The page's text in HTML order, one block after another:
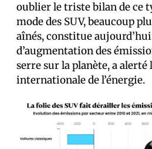
oublier le triste bilan de ce
mode des SUV, beaucoup
aînés, constitue aujourd’hui
d’augmentation des
serre sur la planète, a alerté
internationale de l’énergie.